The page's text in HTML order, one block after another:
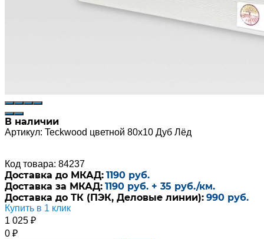
В наличии
Артикул: Teckwood цветной 80х10 Дуб Лёд
Код товара: 84237
Доставка до МКАД: 1190 руб.
Доставка за МКАД: 1190 руб. + 35 руб./км.
Доставка до ТК (ПЭК, Деловые линии): 990 руб.
Купить в 1 клик
1 025 ₽
0 ₽